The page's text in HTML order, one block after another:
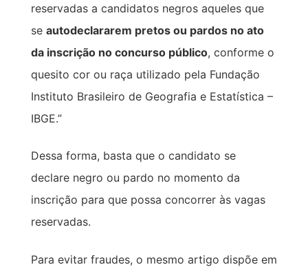
reservadas a candidatos negros aqueles que
se autodeclararem pretos ou pardos no ato
da inscrição no concurso público, conforme o
quesito cor ou raça utilizado pela Fundação
Instituto Brasileiro de Geografia e Estatística –
IBGE.”
Dessa forma, basta que o candidato se
declare negro ou pardo no momento da
inscrição para que possa concorrer às vagas
reservadas.
Para evitar fraudes, o mesmo artigo dispõe em